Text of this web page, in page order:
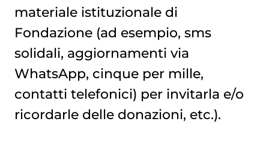
materiale istituzionale di
Fondazione (ad esempio, sms
solidali, aggiornamenti via
WhatsApp, cinque per mille,
contatti telefonici) per invitarla e/o
ricordarle delle donazioni, etc.).